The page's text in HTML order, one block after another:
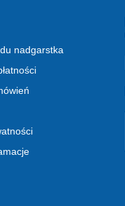
nadgarstka